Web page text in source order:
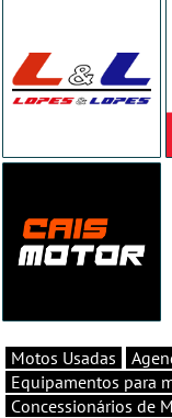
Motos Usadas
Equipamentos para
Concessionários de